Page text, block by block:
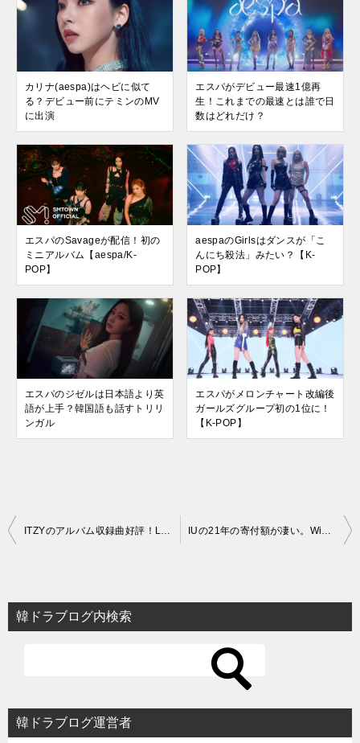
カリナ(aespa)はヘビに似て
る？デビュー前にテミンのMV
に出演
エスパがデビュー最速1億再
生！これまでの最速とは誰で日
数はどれだけ？
エスパのSavageが配信！初の
ミニアルバム【aespa/K-
POP】
aespaのGirlsはダンスが「こ
んにち殺法」みたい？【K-
POP】
エスパのジゼルは日本語より英
語が上手？韓国語も話すトリリ
ンガル
エスパがメロンチャート改編後
ガールズグループ初の1位に！
【K-POP】
投
ビ
ゲ
ョ
ン
韓ドラブログ内検索
韓ドラブログ運営者